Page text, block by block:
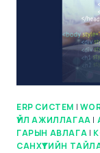
ERP СИСТЕМ |
ҮЙЛ АЖИЛЛАГАА |
ГАРЫН АВЛАГА |
САНХҮҮГИЙН